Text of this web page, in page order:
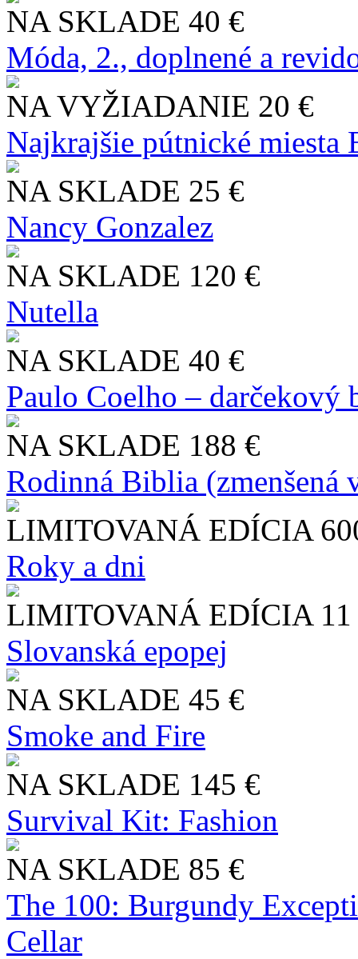
NA SKLADE 40 €
Móda, 2., doplnené a
NA VYŽIADANIE 20 €
Najkrajšie pútnické miesta
NA SKLADE 25 €
Nancy Gonzalez
NA SKLADE 120 €
Nutella
NA SKLADE 40 €
Paulo Coelho – darčekový
NA SKLADE 188 €
Rodinná Biblia (zmenšená
LIMITOVANÁ EDÍCIA
Roky a dni
LIMITOVANÁ EDÍCIA
Slo​vanská epopej
NA SKLADE 45 €
Smoke and Fire
NA SKLADE 145 €
Survival Kit: Fashion
NA SKLADE 85 €
The 100: Burgundy
Cellar